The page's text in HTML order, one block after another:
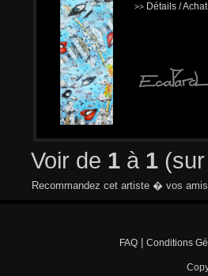
>> Détails /
Voir de 1 à 1
Recommandez cet artiste � vos
FAQ Conditions